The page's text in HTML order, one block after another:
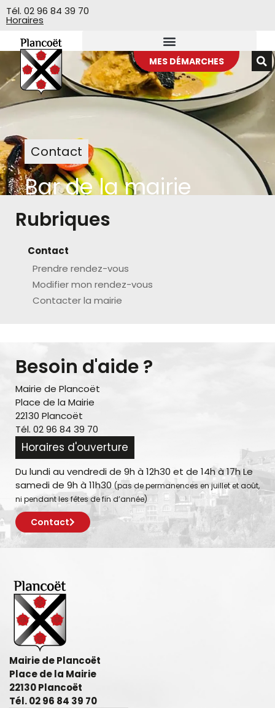
Veuillez
noter
Web
comprend
système
d'accessibilité.
Tél. 02 96 84 39 70
Horaires
MES DÉMARCHES
Contact
Bar de la mairie
Accueil>Bar de la mairie
Rubriques
Contact
Prendre rendez-vous
Modifier mon rendez-vous
Contacter la mairie
Besoin d'aide ?
Mairie de Plancoët
Place de la Mairie
22130 Plancoët
Tél. 02 96 84 39 70
Horaires d'ouverture
Du lundi au vendredi de 9h à 12h30 et de 14h à 17h Le
samedi de 9h à 11h30 (pas de permanences en juillet et août,
ni pendant les fêtes de fin d’année)
Contact
Mairie de Plancoët
Place de la Mairie
22130 Plancoët
Tél. 02 96 84 39 70